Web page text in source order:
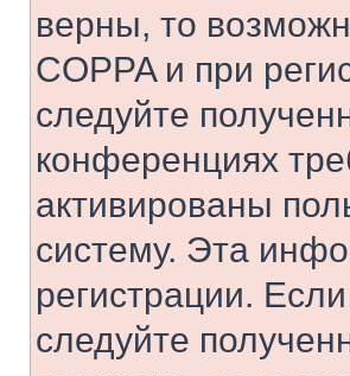
верны, то
COPPA и при
следуйте
конференциях
активированы
систему. Эта
регистрации.
следуйте